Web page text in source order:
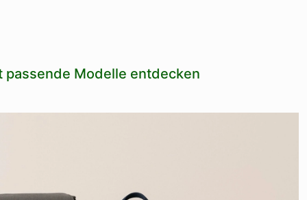
passende Modelle entdecken